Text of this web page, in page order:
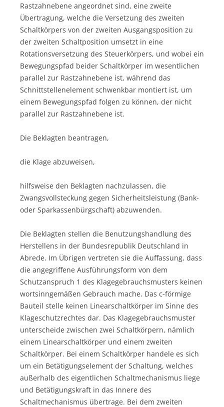
Rastzahnebene angeordnet sind, eine zweite
Übertragung, welche die Versetzung des zweiten
Schaltkörpers von der zweiten Ausgangsposition zu
der zweiten Schaltposition umsetzt in eine
Rotationsversetzung des Steuerkörpers, und wobei ein
Bewegungspfad beider Schaltkörper im wesentlichen
parallel zur Rastzahnebene ist, während das
Schnittstellenelement schwenkbar montiert ist, um
einem Bewegungspfad folgen zu können, der nicht
parallel zur Rastzahnebene ist.
Die Beklagten beantragen,
die Klage abzuweisen,
hilfsweise den Beklagten nachzulassen, die
Zwangsvollsteckung gegen Sicherheitsleistung (Bank-
oder Sparkassenbürgschaft) abzuwenden.
Die Beklagten stellen die Benutzungshandlung des
Herstellens in der Bundesrepublik Deutschland in
Abrede. Im Übrigen vertreten sie die Auffassung, dass
die angegriffene Ausführungsform von dem
Schutzanspruch 1 des Klagegebrauchsmusters keinen
wortsinngemäßen Gebrauch mache. Das c-förmige
Bauteil stelle keinen Linearschaltkörper im Sinne des
Klageschutzrechtes dar. Das Klagegebrauchsmuster
unterscheide zwischen zwei Schaltkörpern, nämlich
einem Linearschaltkörper und einem zweiten
Schaltkörper. Bei einem Schaltkörper handele es sich
um ein Betätigungselement der Schaltung, welches
außerhalb des eigentlichen Schaltmechanismus liege
und Betätigungskraft in das Innere des
Schaltmechanismus übertrage. Bei dem zweiten